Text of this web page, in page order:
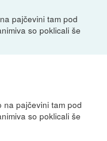
pajčevini tam pod
so poklicali še
na pajčevini tam pod
so poklicali še